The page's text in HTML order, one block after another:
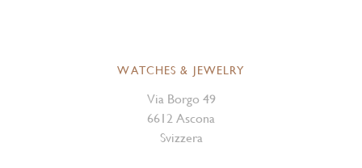
WATCHES & JEWELRY
Via Borgo 49
6612 Ascona
Svizzera